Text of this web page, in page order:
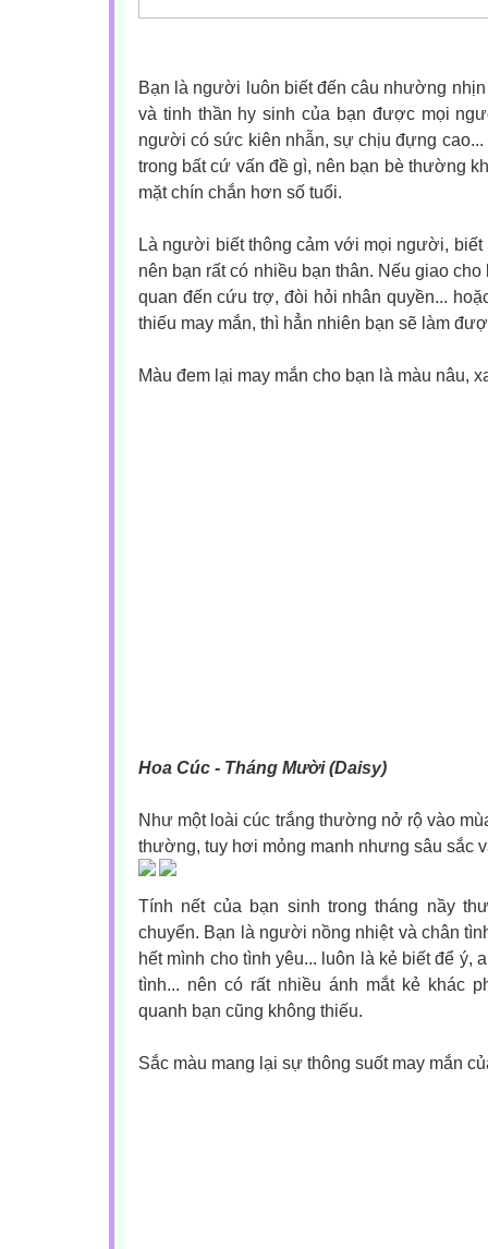
Bạn là người luôn biết đến câu nhường
và tinh thần hy sinh của bạn được mọi
người có sức kiên nhẫn, sự chịu đựng cao...
trong bất cứ vấn đề gì, nên bạn bè thường
mặt chín chắn hơn số tuổi.
Là người biết thông cảm với mọi người,
nên bạn rất có nhiều bạn thân. Nếu giao
quan đến cứu trợ, đòi hỏi nhân quyền...
thiếu may mắn, thì hẳn nhiên bạn sẽ làm
Màu đem lại may mắn cho bạn là màu nâu,
Hoa Cúc - Tháng Mười (Daisy)
Như một loài cúc trắng thường nở rộ vào
thường, tuy hơi mỏng manh nhưng sâu sắc
Tính nết của bạn sinh trong tháng nầy
chuyển. Bạn là người nồng nhiệt và chân
hết mình cho tình yêu... luôn là kẻ biết để ý,
tình... nên có rất nhiều ánh mắt kẻ khác
quanh bạn cũng không thiếu.
Sắc màu mang lại sự thông suốt may mắn